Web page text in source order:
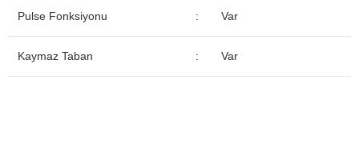
Pulse Fonksiyonu : Var
Kaymaz Taban : Var